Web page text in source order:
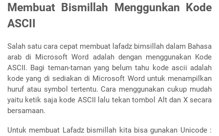
Membuat Bismillah Menggunkan Kode
ASCII
Salah satu cara cepat membuat lafadz bimsillah dalam Bahasa
arab di Microsoft Word adalah dengan menggunakan Kode
ASCII. Bagi teman-taman yang belum tahu kode ascii adalah
kode yang di sediakan di Microsoft Word untuk menampilkan
huruf atau symbol tertentu. Cara menggunakan cukup mudah
yaitu ketik saja kode ASCII lalu tekan tombol Alt dan X secara
bersamaan.
Untuk membuat Lafadz bismillah kita bisa gunakan Unicode :